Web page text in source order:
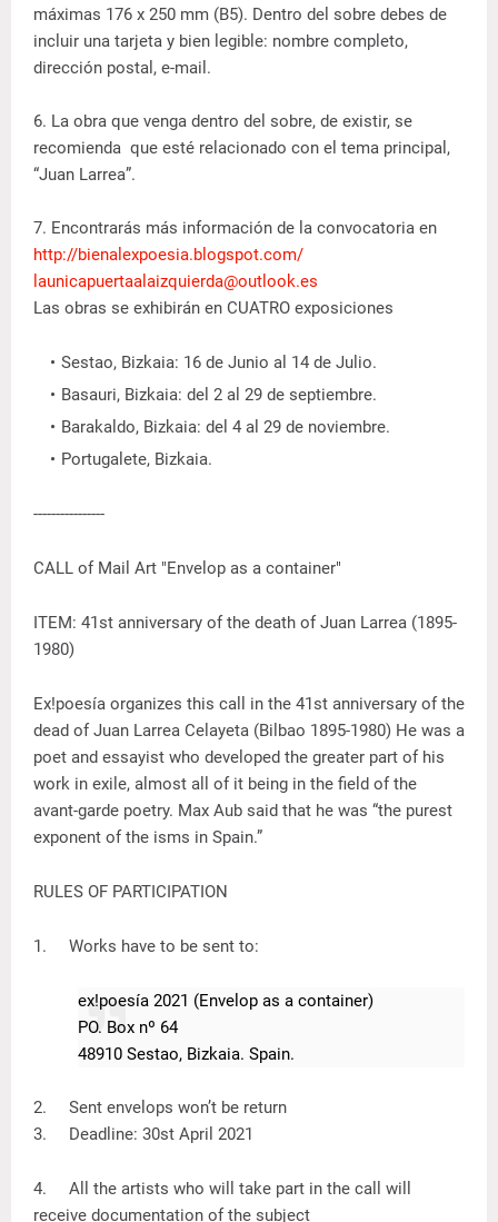
máximas 176 x 250 mm (B5). Dentro del sobre debes de
incluir una tarjeta y bien legible: nombre completo,
dirección postal, e-mail.
6. La obra que venga dentro del sobre, de existir, se
recomienda que esté relacionado con el tema principal,
“Juan Larrea”.
7. Encontrarás más información de la convocatoria en
http://bienalexpoesia.blogspot.com/
launicapuertaalaizquierda@outlook.es
Las obras se exhibirán en CUATRO exposiciones
Sestao, Bizkaia: 16 de Junio al 14 de Julio.
Basauri, Bizkaia: del 2 al 29 de septiembre.
Barakaldo, Bizkaia: del 4 al 29 de noviembre.
Portugalete, Bizkaia.
----------------
CALL of Mail Art "Envelop as a container"
ITEM: 41st anniversary of the death of Juan Larrea (1895-
1980)
Ex!poesía organizes this call in the 41st anniversary of the
dead of Juan Larrea Celayeta (Bilbao 1895-1980) He was a
poet and essayist who developed the greater part of his
work in exile, almost all of it being in the field of the
avant-garde poetry. Max Aub said that he was “the purest
exponent of the isms in Spain.”
RULES OF PARTICIPATION
1. Works have to be sent to:
ex!poesía 2021 (Envelop as a container)
PO. Box nº 64
48910 Sestao, Bizkaia. Spain.
2.
Sent envelops won’t be return
3.
Deadline: 30st April 2021
4.
All the artists who will take part in the call will
receive documentation of the subject